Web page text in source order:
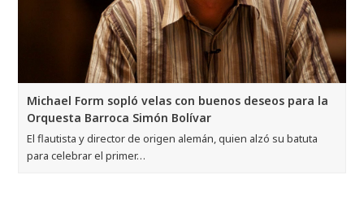
Michael Form sopló velas con buenos deseos para la
Orquesta Barroca Simón Bolívar
El flautista y director de origen alemán, quien alzó su batuta
para celebrar el primer…